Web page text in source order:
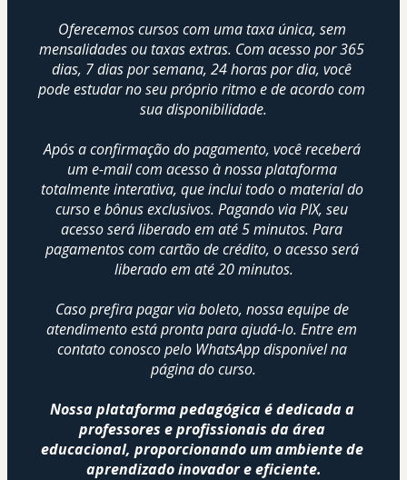
Oferecemos cursos com uma taxa única, sem
mensalidades ou taxas extras. Com acesso por 365
dias, 7 dias por semana, 24 horas por dia, você
pode estudar no seu próprio ritmo e de acordo com
sua disponibilidade.
Após a confirmação do pagamento, você receberá
um e-mail com acesso à nossa plataforma
totalmente interativa, que inclui todo o material do
curso e bônus exclusivos. Pagando via PIX, seu
acesso será liberado em até 5 minutos. Para
pagamentos com cartão de crédito, o acesso será
liberado em até 20 minutos.
Caso prefira pagar via boleto, nossa equipe de
atendimento está pronta para ajudá-lo. Entre em
contato conosco pelo WhatsApp disponível na
página do curso.
Nossa plataforma pedagógica é dedicada a
professores e profissionais da área
educacional, proporcionando um ambiente de
aprendizado inovador e eficiente.